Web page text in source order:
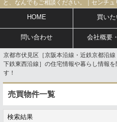
と、なんでもご相談ください。｜センチ
HOME 買い
問い合わせ 会社概要
京都市伏見区［京阪本沿線・近鉄京都沿
下鉄東西沿線］の住宅情報や暮らし情報
す！
売買物件一覧
検索結果